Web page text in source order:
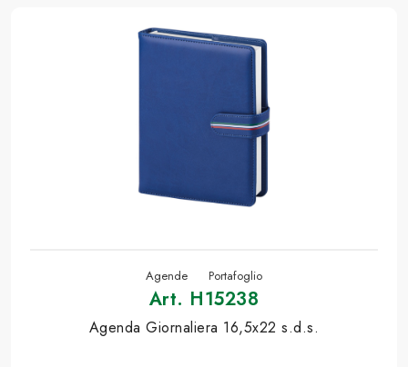
Agende Portafoglio
Art. H15238
Agenda Giornaliera 16,5x22 s.d.s.